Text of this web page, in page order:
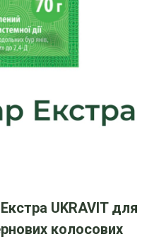
UKRAVIT для
колосових